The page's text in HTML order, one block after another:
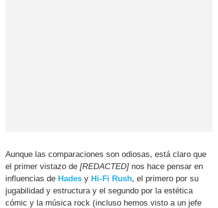
Aunque las comparaciones son odiosas, está claro que
el primer vistazo de[REDACTED] nos hace pensar en
influencias de Hades y Hi-Fi Rush, el primero por su
jugabilidad y estructura y el segundo por la estética
cómic y la música rock (incluso hemos visto a un jefe